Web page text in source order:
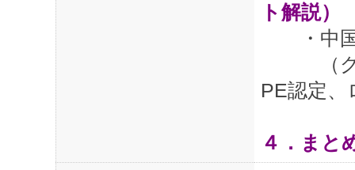
ト解説）
・中国
（グル
PE認定
４．まと